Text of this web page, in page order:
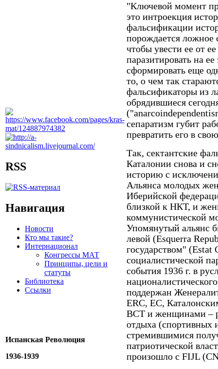
RSS
Навигация
Новости
Кто мы такие?
Интернационал
Конгрессы МАТ
Принципы, цели и
статуты
Библиотека
Ссылки
Испанская Революция
1936-1939
"Ключевой момент
это интроекция
фальсификации
порождается ложное
чтобы увести ее от
паразитировать на
сформировать еще
то, о чем так
фальсификаторы из
обрядившиеся
сепаратизм губит
превратить его в
Так, сектантские
Каталонии снова и
историю с
Альянса молодых
Иберийской
близкой к НКТ, и
коммунистической
Упомянутый альянс
левой (Esquerra
государством"
социалистической
события 1936 г. в
поддержан
ERC, EC,
ВСТ и женщинами –
отдыха (спортивных
стремившимися
патриотической
произошло с FIJL